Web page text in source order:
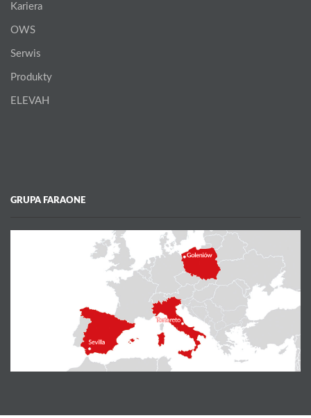
Kariera
OWS
Serwis
Produkty
ELEVAH
GRUPA FARAONE